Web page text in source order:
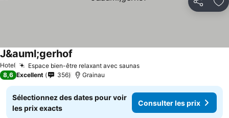
Partager
Hotel Espace bien-être relaxant avec saunasConsulter les prix
J&auml;gerhof
8,6 Excellent 356 Grainau
Sélectionnez des dates pour voir
les prix exacts
Consulter les prix